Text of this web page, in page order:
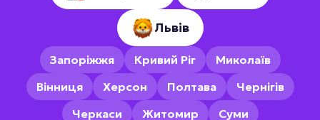
Львів
Запоріжжя Кривий Ріг
Миколаїв
Вінниця
Херсон Полтава
Чернігів
Черкаси
Житомир
Суми